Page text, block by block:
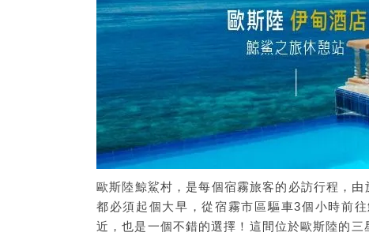
歐斯陸鯨鯊村，是每個宿霧旅客的必訪行程，
都必須起個大早，從宿霧市區驅車3個小時前
近，也是一個不錯的選擇！這間位於歐斯陸的